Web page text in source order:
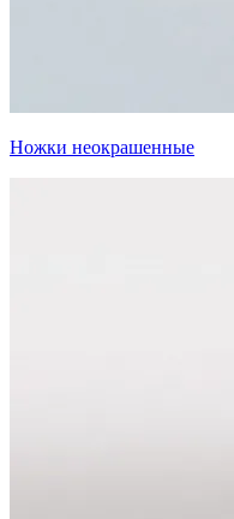
Ножки неокрашенные